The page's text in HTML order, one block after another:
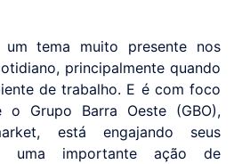
tema muito presente nos
principalmente quando
de trabalho. E é com foco
o Grupo Barra Oeste (GBO),
está engajando seus
uma importante ação de